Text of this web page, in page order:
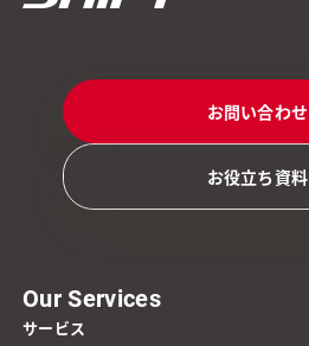
お問い合わせ
お役立ち資料
Our Services
サービス